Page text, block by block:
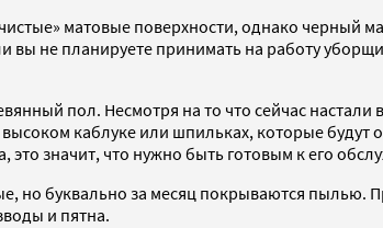
матовые поверхности, однако черный
не планируете принимать на работу
пол. Несмотря на то что сейчас
каблуке или шпильках, которые будут
это значит, что нужно быть готовым к его
но буквально за месяц покрываются пылью.
и пятна.